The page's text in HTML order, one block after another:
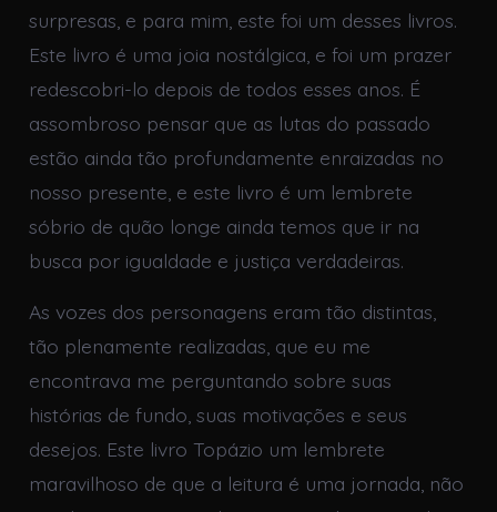
surpresas, e para mim, este foi um desses livros.
Este livro é uma joia nostálgica, e foi um prazer
redescobri-lo depois de todos esses anos. É
assombroso pensar que as lutas do passado
estão ainda tão profundamente enraizadas no
nosso presente, e este livro é um lembrete
sóbrio de quão longe ainda temos que ir na
busca por igualdade e justiça verdadeiras.
As vozes dos personagens eram tão distintas,
tão plenamente realizadas, que eu me
encontrava me perguntando sobre suas
histórias de fundo, suas motivações e seus
desejos. Este livro Topázio um lembrete
maravilhoso de que a leitura é uma jornada, não